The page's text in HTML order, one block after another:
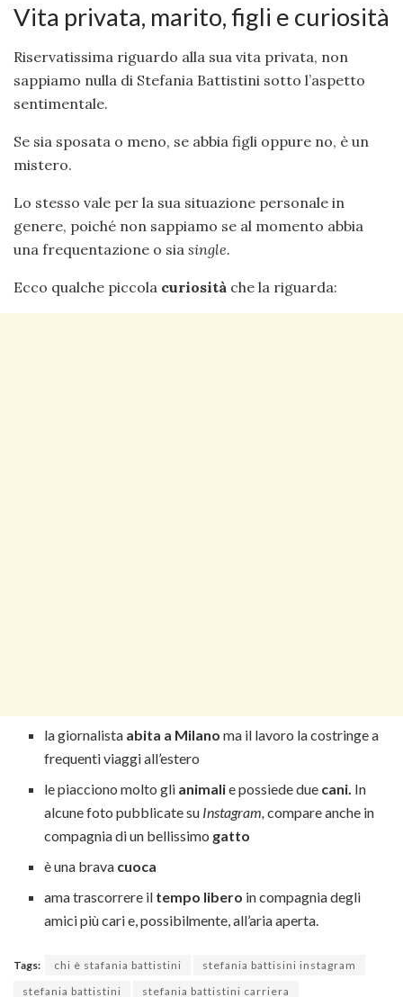
Vita privata, marito, figli e curiosità
Riservatissima riguardo alla sua vita privata, non
sappiamo nulla di Stefania Battistini sotto l’aspetto
sentimentale.
Se sia sposata o meno, se abbia figli oppure no, è un
mistero.
Lo stesso vale per la sua situazione personale in
genere, poiché non sappiamo se al momento abbia
una frequentazione o sia single.
Ecco qualche piccola curiosità che la riguarda:
la giornalista abita a Milano ma il lavoro la costringe a
frequenti viaggi all’estero
le piacciono molto gli animalie possiede due cani. In
alcune foto pubblicate su Instagram, compare anche in
compagnia di un bellissimo gatto
è una brava cuoca
ama trascorrere il tempo libero in compagnia degli
amici più cari e, possibilmente, all’aria aperta.
Tags: chi è stafania battistini
stefania battisini instagram
stefania battistini
stefania battistini carriera